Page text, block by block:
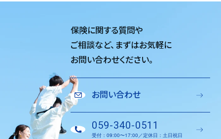
保険に関する質問や
ご相談など、 まずはお気軽に
お問い合わせください。
お問い合わせ
059-340-0511
受付：09:00〜17:00／定休日：土日祝日